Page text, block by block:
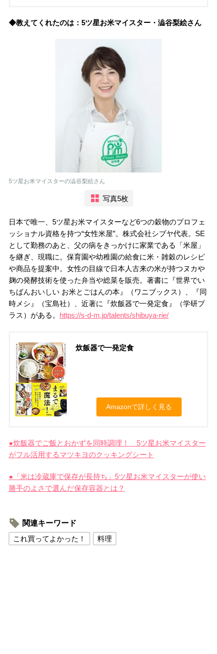
◆教えてくれたのは：5ツ星お米マイスター・澁谷梨絵さん
5ツ星お米マイスターの澁谷梨絵さん
写真5枚
日本で唯一、5ツ星お米マイスターなど6つの穀物のプロフェ
ッショナル資格を持つ“女性米屋”。株式会社シブヤ代表。SE
として勤務のあと、父の病をきっかけに家業である「米屋」
を継ぎ、現職に。保育園や幼稚園の給食に米・雑穀のレシピ
や商品を提案中。女性の目線で日本人古来の米が持つヌカや
麹の発酵技術を使った弁当や総菜を販売。著書に『世界でい
ちばんおいしい お米とごはんの本』（ワニブックス）、『同
時メシ』（宝島社）、近著に『炊飯器で一発定食』（学研プ
ラス）がある。 https://s-d-m.jp/talents/shibuya-rie/
炊飯器で一発定食
Amazonで詳しく見る
●炊飯器でご飯とおかずを同時調理！ 5ツ星お米マイスター
がフル活用するマツキヨのクッキングシート
●「米は冷蔵庫で保存が長持ち」5ツ星お米マイスターが使い
勝手のよさで選んだ保存容器とは？
関連キーワード
これ買ってよかった！
料理